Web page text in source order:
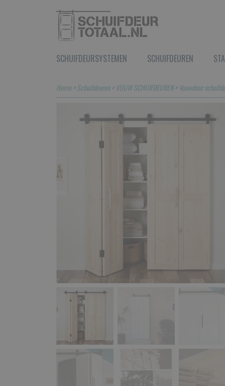
SCHUIFDEURSYSTEMEN SCHUIFDEUREN
Home>Schuifdeuren> VOUW SCHUIFDEUREN> Vouwdeur